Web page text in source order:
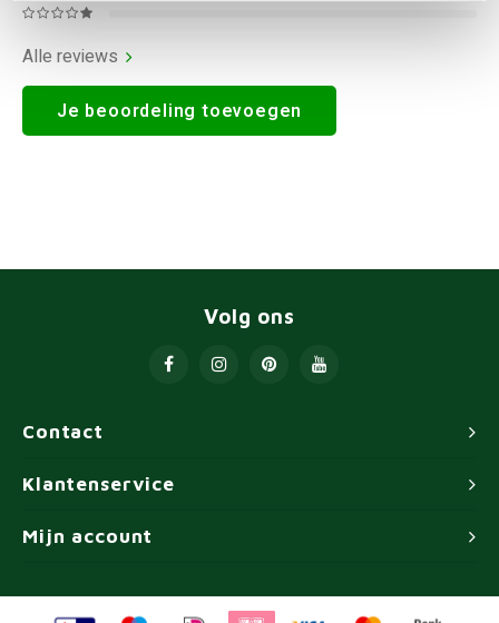
Alle reviews
Je beoordeling toevoegen
Contact
Volg ons
Klantenservice
Mijn account